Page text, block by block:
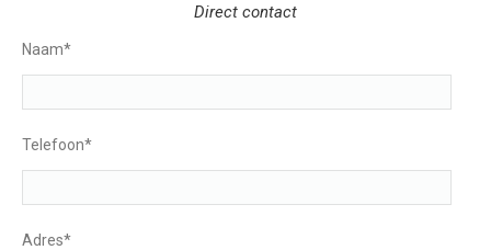
Direct contact
Naam*
Telefoon*
Adres*